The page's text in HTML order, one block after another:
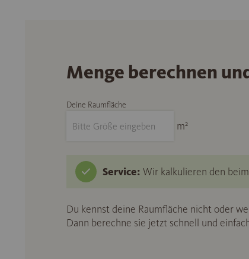
Menge berechnen
Deine Raumfläche
m²
Service: Wir kalkulieren den
Du kennst deine Raumfläche nicht oder
Dann berechne sie jetzt schnell und